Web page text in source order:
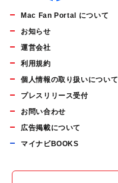
Mac Fan Portal について
お知らせ
運営会社
利用規約
個人情報の取り扱いについて
プレスリリース受付
お問い合わせ
広告掲載について
マイナビBOOKS